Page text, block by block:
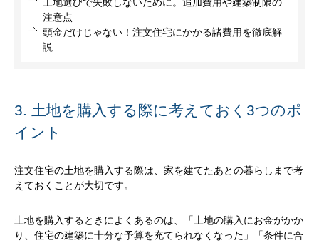
注意点
頭金だけじゃない！注文住宅にかかる諸費用を徹底解
説
3. 土地を購入する際に考えておく3つのポ
イント
注文住宅の土地を購入する際は、家を建てたあとの暮らしまで考
えておくことが大切です。
土地を購入するときによくあるのは、「土地の購入にお金がかか
り、住宅の建築に十分な予算を充てられなくなった」「条件に合